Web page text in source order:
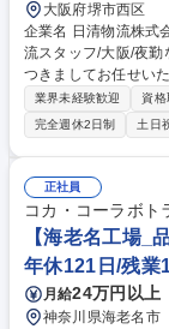
大阪府堺市西区
企業名 日清物流株式会社 求人名 ＜日清オイリオG＞【物流
流スタッフ/大阪/夜勤なし/土日休み】 仕事
つきましてお任せい
業務に慣れた後にジョブロ
オイリオの食用油の
ン業務。具体的には
業、タンク設備管理
製品となる食用油の
付業務・受発注の対
関連・伝票整理などの事務所業務 募集職種 ＜
管理・物流スタッフ
業界未経験歓迎 資格
完全週休2日制
土日
正社員
コカ・コーラボト
【海老名工場_
年休121日/残業
月給24万円以上
神奈川県海老名市